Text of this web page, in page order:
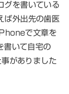
グを書いている
ば外出先の歯医
で文章を
書いて自宅の
がありました